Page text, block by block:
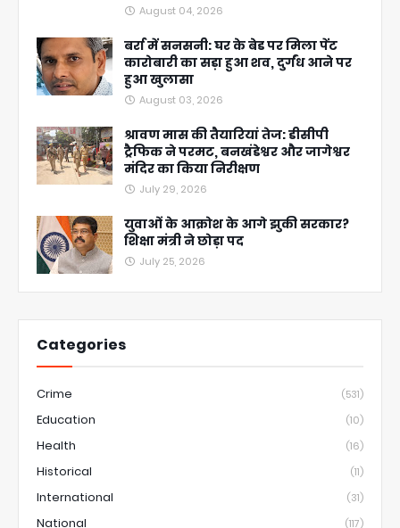
August 04, 2026
बर्रा में सनसनी: घर के बेड पर मिला पेंट
कारोबारी का सड़ा हुआ शव, दुर्गंध आने पर
हुआ खुलासा
August 03, 2026
श्रावण मास की तैयारियां तेज: डीसीपी
ट्रैफिक ने परमट, बनखंडेश्वर और जागेश्वर
मंदिर का किया निरीक्षण
July 29, 2026
युवाओं के आक्रोश के आगे झुकी सरकार?
शिक्षा मंत्री ने छोड़ा पद
July 25, 2026
Categories
Crime (531)
Education (10)
Health (16)
Historical (11)
International (31)
National (117)